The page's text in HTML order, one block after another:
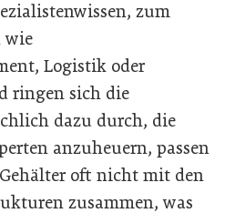
zum
wie
Logistik oder
ringen sich die
dazu durch, die
anzuheuern, passen
oft nicht mit den
zusammen, was